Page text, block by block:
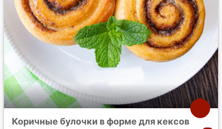
Коричные булочки в форме для кексов